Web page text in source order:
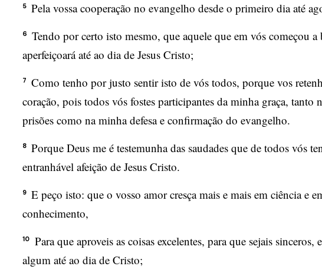
5 Pela vossa cooperação no evangelho desde o primeiro dia até
6
Tendo por certo isto mesmo, que aquele que em vós começou a
aperfeiçoará até ao dia de Jesus Cristo;
7
Como tenho por justo sentir isto de vós todos, porque vos
coração, pois todos vós fostes participantes da minha graça, tanto
prisões como na minha defesa e confirmação do evangelho.
8
Porque Deus me é testemunha das saudades que de todos vós
entranhável afeição de Jesus Cristo.
9
E peço isto: que o vosso amor cresça mais e mais em ciência e
conhecimento,
10
Para que aproveis as coisas excelentes, para que sejais sinceros,
algum até ao dia de Cristo;